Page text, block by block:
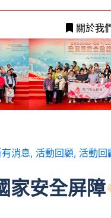
關於我
有消息, 活動回顧, 活動回
安全屏障